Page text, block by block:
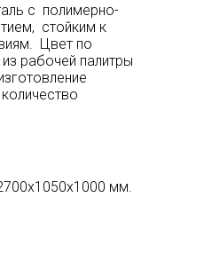
с полимерно-
стойким к
Цвет по
рабочей палитры
мм.